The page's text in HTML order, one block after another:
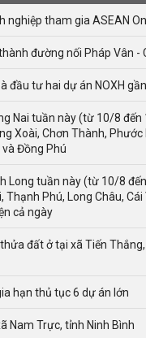
nghiệp tham gia ASEAN
đường nối Pháp Vân -
đầu tư hai dự án NOXH
Nai tuần này (từ 10/8
Xoài, Chơn Thành, Phước
và Đồng Phú
Long tuần này (từ 10/8
Thạnh Phú, Long Châu,
cả ngày
đất ở tại xã Tiến
hạn thủ tục 6 dự án lớn
Nam Trực, tỉnh Ninh Bình